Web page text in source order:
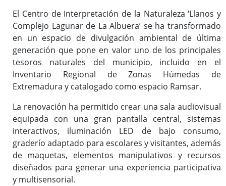
El Centro de Interpretación de la Naturaleza ‘Llanos y
Complejo Lagunar de La Albuera’ se ha transformado
en un espacio de divulgación ambiental de última
generación que pone en valor uno de los principales
tesoros naturales del municipio, incluido en el
Inventario Regional de Zonas Húmedas de
Extremadura y catalogado como espacio Ramsar.
La renovación ha permitido crear una sala audiovisual
equipada con una gran pantalla central, sistemas
interactivos, iluminación LED de bajo consumo,
graderío adaptado para escolares y visitantes, además
de maquetas, elementos manipulativos y recursos
diseñados para generar una experiencia participativa
y multisensorial.